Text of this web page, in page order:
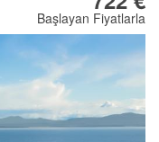
Başlayan Fiyatlarla